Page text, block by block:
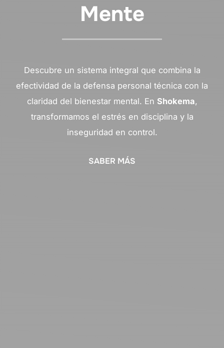
Mente
Descubre un sistema integral que combina la
efectividad de la defensa personal técnica con la
claridad del bienestar mental. En Shokema,
transformamos el estrés en disciplina y la
inseguridad en control.
SABER MÁS